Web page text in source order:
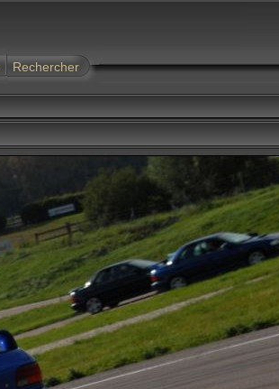
Rechercher